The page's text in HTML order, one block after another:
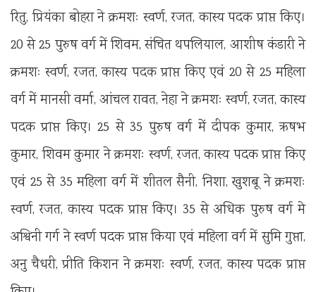
रितु, प्रियंका बोहरा ने क्रमशः स्वर्ण, रजत, कास्य पदक प्राप्त किए।
20 से 25 पुरुष वर्ग में शिवम, संचित थपलियाल, आशीष कंडारी ने
क्रमशः स्वर्ण, रजत, कास्य पदक प्राप्त किए एवं 20 से 25 महिला
वर्ग में मानसी वर्मा, आंचल रावत, नेहा ने क्रमशः स्वर्ण, रजत, कास्य
पदक प्राप्त किए। 25 से 35 पुरुष वर्ग में दीपक कुमार, ऋषभ
कुमार, शिवम कुमार ने क्रमशः स्वर्ण, रजत, कास्य पदक प्राप्त किए
एवं 25 से 35 महिला वर्ग में शीतल सैनी, निशा, खुशबू ने क्रमशः
स्वर्ण, रजत, कास्य पदक प्राप्त किए। 35 से अधिक पुरुष वर्ग मे
अश्विनी गर्ग ने स्वर्ण पदक प्राप्त किया एवं महिला वर्ग में सुमि गुप्ता,
अनु चैधरी, प्रीति किशन ने क्रमशः स्वर्ण, रजत, कास्य पदक प्राप्त